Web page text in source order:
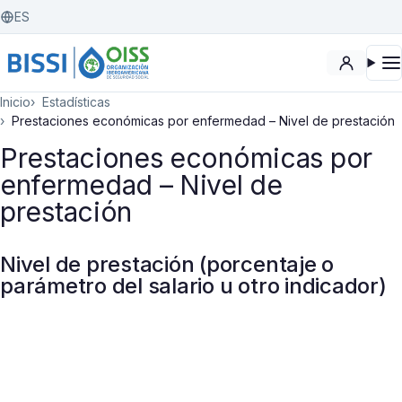
ES
Inicio
Estadísticas
Prestaciones económicas por enfermedad – Nivel de prestación
Prestaciones económicas por
enfermedad – Nivel de
prestación
Nivel de prestación (porcentaje o
parámetro del salario u otro indicador)